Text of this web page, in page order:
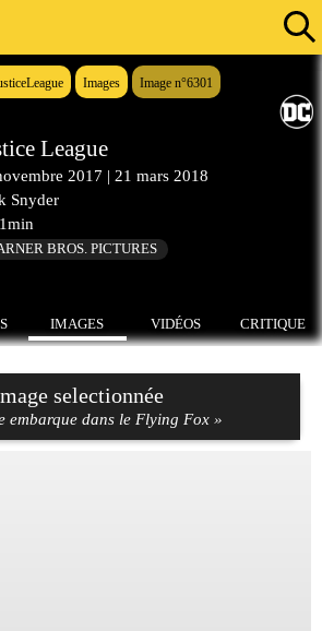
Images Image n°6301
League
2017 | 21 mars 2018
Snyder
BROS. PICTURES
IMAGES VIDÉOS CRITIQUE
selectionnée
embarque dans le Flying Fox »